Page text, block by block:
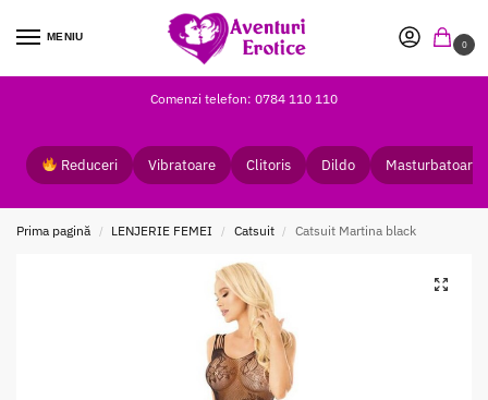
MENIU
0
Comenzi telefon: 0784 110 110
Reduceri Vibratoare Clitoris Dildo Masturbatoare
Prima pagină / LENJERIE FEMEI / Catsuit / Catsuit Martina black